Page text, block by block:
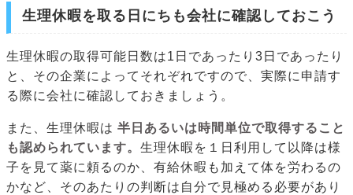
生理休暇を取る日にちも会社に確認しておこう
生理休暇の取得可能日数は1日であったり3日であったり
と、その企業によってそれぞれですので、実際に申請す
る際に会社に確認しておきましょう。
また、生理休暇は 半日あるいは時間単位で取得すること
も認められています。 生理休暇を１日利用して以降は様
子を見て薬に頼るのか、有給休暇も加えて体を労わるの
かなど、そのあたりの判断は自分で見極める必要があり